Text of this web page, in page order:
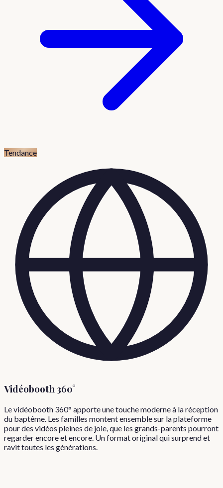
Tendance
Vidéobooth 360°
Le vidéobooth 360° apporte une touche moderne à la réception
du baptême. Les familles montent ensemble sur la plateforme
pour des vidéos pleines de joie, que les grands-parents pourront
regarder encore et encore. Un format original qui surprend et
ravit toutes les générations.